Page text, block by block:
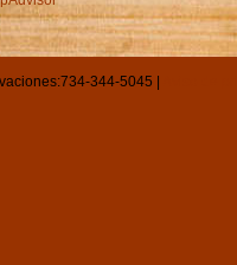
344-5045 |